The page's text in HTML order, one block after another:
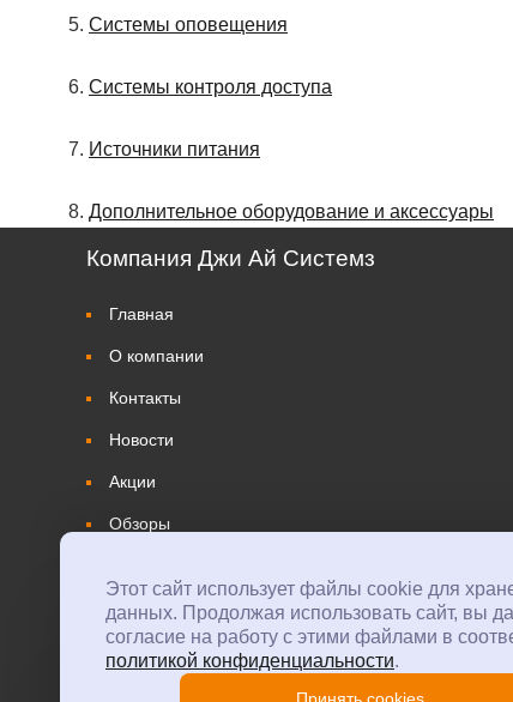
5. Системы оповещения
6. Системы контроля доступа
7. Источники питания
8. Дополнительное оборудование и аксессуары
Компания Джи Ай Системз
Главная
О компании
Контакты
Новости
Акции
Обзоры
Этот сайт использует файлы cookie для
данных. Продолжая использовать сайт, вы
согласие на работу с этими файлами в
политикой конфиденциальности.